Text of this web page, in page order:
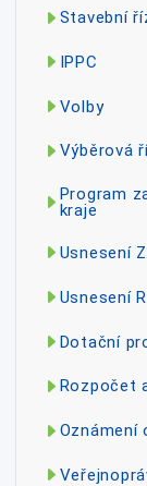
Stavební
IPPC
Volby
Výběrová
Program
kraje
Usnesení
Usnesení
Dotační
Rozpočet
Oznámení